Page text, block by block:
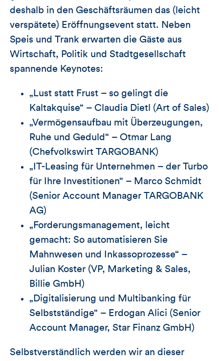
deshalb in den Geschäftsräumen das (leicht
verspätete) Eröffnungsevent statt. Neben
Speis und Trank erwarten die Gäste aus
Wirtschaft, Politik und Stadtgesellschaft
spannende Keynotes:
„Lust statt Frust – so gelingt die
Kaltakquise“ – Claudia Dietl (Art of Sales)
„Vermögensaufbau mit Überzeugungen,
Ruhe und Geduld“ – Otmar Lang
(Chefvolkswirt TARGOBANK)
„IT-Leasing für Unternehmen – der Turbo
für Ihre Investitionen“ – Marco Schmidt
(Senior Account Manager TARGOBANK
AG)
„Forderungsmanagement, leicht
gemacht: So automatisieren Sie
Mahnwesen und Inkassoprozesse“ –
Julian Koster (VP, Marketing & Sales,
Billie GmbH)
„Digitalisierung und Multibanking für
Selbstständige“ – Erdogan Alici (Senior
Account Manager, Star Finanz GmbH)
Selbstverständlich werden wir an dieser